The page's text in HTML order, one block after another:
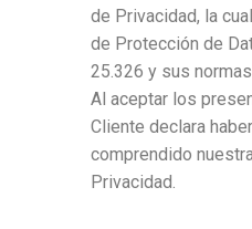
de Privacidad, la
de Protección de
25.326 y sus
Al aceptar los
Cliente declara
comprendido
Privacidad.